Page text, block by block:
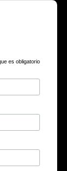
es obligatorio